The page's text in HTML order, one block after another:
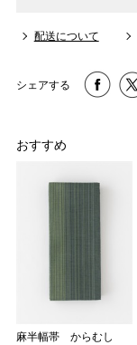
配送について
シェアする
おすすめ
麻半幅帯 からむし